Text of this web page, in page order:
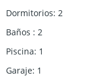
Dormitorios: 2
Baños : 2
Piscina: 1
Garaje: 1